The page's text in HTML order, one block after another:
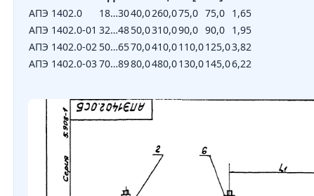
АПЭ 1402.0
18…3040,0260,075,0 75,0 1,65
АПЭ 1402.0-01 32…4850,0310,090,0 90,0 1,95
АПЭ 1402.0-02 50…6570,0410,0110,0125,03,82
АПЭ 1402.0-0370…8980,0480,0130,0145,06,22